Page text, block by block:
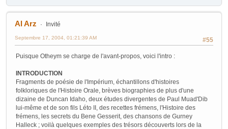
Al Arz Invité
#55
Septembre 17, 2004, 01:21:39 AM
Puisque Otheym se charge de l'avant-propos, voici l'intro :
INTRODUCTION
Fragments de poésie de l'Impérium, échantillons d'histoires
folkloriques de l'Histoire Orale, brèves biographies de plus d'une
dizaine de Duncan Idaho, deux études divergentes de Paul Muad'Dib
lui-même et de son fils Léto II, des recettes frémens, l'Histoire des
frémens, les secrets du Bene Gesserit, des chansons de Gurney
Halleck ; voilà quelques exemples des trésors découverts lors de la